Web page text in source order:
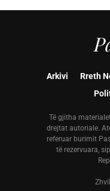
Arkivi Rreth
Të gjitha
drejtat autoriale.
referuar burimit
të rezervuara,